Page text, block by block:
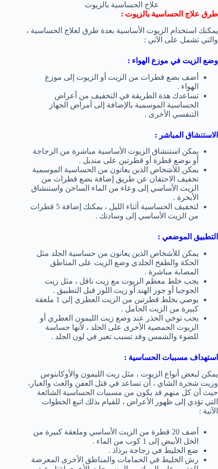
علاج الحساسية بالزيوت
طرق علاج الحساسية بالزيوت :
يمكنك استخدام الزيوت الأساسية بعدة طرق لعلاج الحساسية ،
والتي تشمل على الآتي :
وضع الزيت في موزع الهواء :
أضف بضع قطرات من الزيت أو الزيوت إلى موزع
الهواء .
تساعدك هذة الطريقة في التخفيف من أعراض
الحساسية الموسمية بالإضافة إلى أمراض الجهاز
التنفسي الأخرى .
الاستنشاق المباشر :
يمكن استنشاق الزيوت الأساسية مباشرة من الزجاجة
أو بوضع قطرة أو قطرتين على منديل .
يمكن للأشخاص الذين يعانون من الحساسية الموسمية
تخفيف الاحتقان عن طريق إضافة بضع قطرات من
الزيت الأساسي إلى وعاء من الماء الساخن واستنشاق
الأبخرة .
لتخفيف الحساسية أثناء الليل ، يمكنك إضافة 5 قطرات
من الزيت الأساسي إلى وسادتك .
التطبيق الموضعي :
يمكن للأشخاص الذين يعانون من حساسية الجلد مثل
الحكة والطفح الجلدي وضع الزيت على المناطق
المصابة مباشرة .
يجب خلط معظم الزيوت مع زيت ناقل ، مثل زيت
الجوجبا أو جوز الهند أو زيت اللوز قبل التطبيق .
يوصي بخلط قطرتين من الزيت العطري إلى 1 ملعقة
كبيرة من الزيت الحامل .
يجب توخي الحذر عند وضع زيت الليمون العطري أو
الزيوت الحمضية الأخرى على الجلد ، لأنها حساسة
للضوء والشمس وقد تسبب تغير في لون الجلد .
استهداف مسببات الحساسية :
يمكن لبعض أنواع الزيوت ، مثل زيت الليمون والأوكابتوس
وزيت شجرة الشاي ، أن تساعد في قتل العفن والعث والغبار،
حيث أن كل منهم قد يكون من مسببات الحساسية الشائعة
التي تؤدي إلى ظهور الأعراض ، للقيام بذلك اتبع الخطوات
الآتية :
أضف 20 قطرة من الزيت الأساسي وملعقة كبيرة من
الخل الأبيض إلى 1 كوب من الماء .
ضع الخليط في زجاجة برذاذ .
رش الخليط في الحمامات والمناطق الأخرى المعرضة